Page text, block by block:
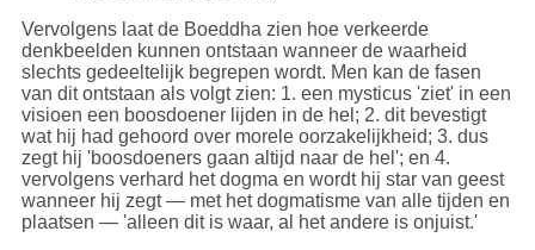
Vervolgens laat de Boeddha zien hoe verkeerde
denkbeelden kunnen ontstaan wanneer de waarheid
slechts gedeeltelijk begrepen wordt. Men kan de fasen
van dit ontstaan als volgt zien: 1. een mysticus 'ziet' in een
visioen een boosdoener lijden in de hel; 2. dit bevestigt
wat hij had gehoord over morele oorzakelijkheid; 3. dus
zegt hij 'boosdoeners gaan altijd naar de hel'; en 4.
vervolgens verhard het dogma en wordt hij star van geest
wanneer hij zegt — met het dogmatisme van alle tijden en
plaatsen — 'alleen dit is waar, al het andere is onjuist.'